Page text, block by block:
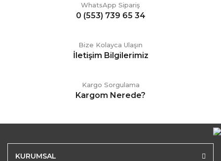
WhatsApp Sipariş
0 (553) 739 65 34
Bize Kolayca Ulaşın
İletişim Bilgilerimiz
Kargo Sorgulama
Kargom Nerede?
KURUMSAL